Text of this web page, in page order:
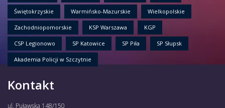
Świętokrzyskie Warmińsko-Mazurskie Wielkopolskie
Zachodniopomorskie KSP Warszawa KGP
CSP Legionowo SP Katowice SP Piła SP Słupsk
Akademia Policji w Szczytnie
Kontakt
ul. Puławska 148/150